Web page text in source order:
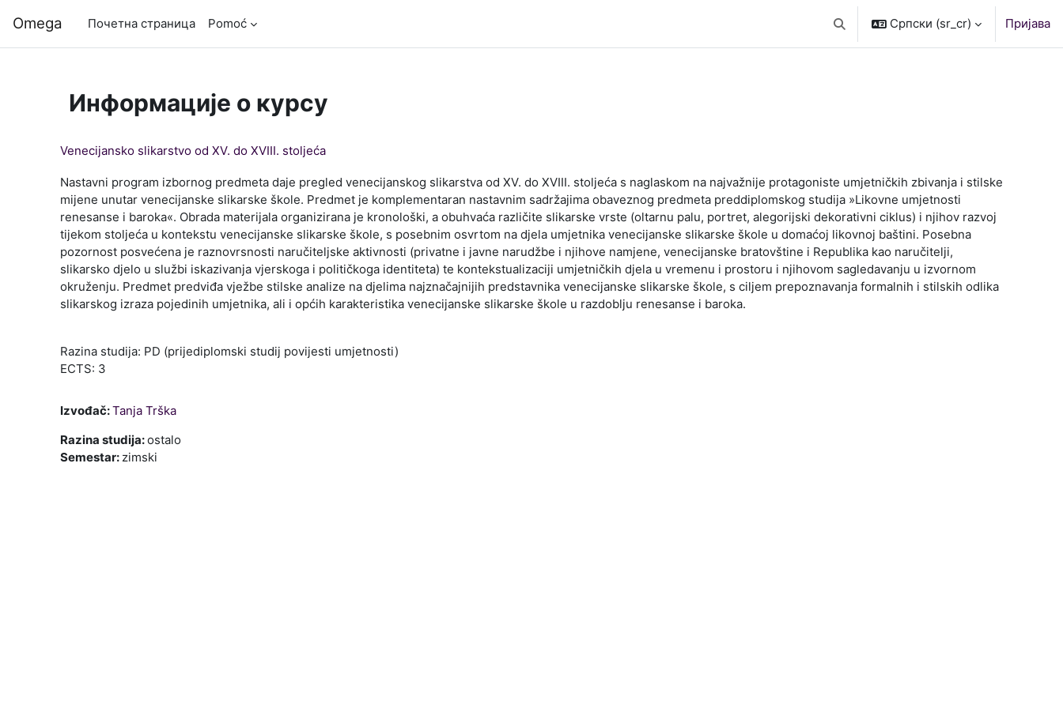
Omega Почетна страница Pomoć Укључи/искључи поље за претрагу
Српски ‎(sr_cr)‎ Пријава
Информације о курсу
Venecijansko slikarstvo od XV. do XVIII. stoljeća
Nastavni program izbornog predmeta daje pregled venecijanskog slikarstva od XV. do XVIII. stoljeća s naglaskom na najvažnije protagoniste umjetničkih zbivanja i stilske
mijene unutar venecijanske slikarske škole. Predmet je komplementaran nastavnim sadržajima obaveznog predmeta preddiplomskog studija »Likovne umjetnosti
renesanse i baroka«. Obrada materijala organizirana je kronološki, a obuhvaća različite slikarske vrste (oltarnu palu, portret, alegorijski dekorativni ciklus) i njihov razvoj
tijekom stoljeća u kontekstu venecijanske slikarske škole, s posebnim osvrtom na djela umjetnika venecijanske slikarske škole u domaćoj likovnoj baštini. Posebna
pozornost posvećena je raznovrsnosti naručiteljske aktivnosti (privatne i javne narudžbe i njihove namjene, venecijanske bratovštine i Republika kao naručitelji,
slikarsko djelo u službi iskazivanja vjerskoga i političkoga identiteta) te kontekstualizaciji umjetničkih djela u vremenu i prostoru i njihovom sagledavanju u izvornom
okruženju. Predmet predviđa vježbe stilske analize na djelima najznačajnijih predstavnika venecijanske slikarske škole, s ciljem prepoznavanja formalnih i stilskih odlika
slikarskog izraza pojedinih umjetnika, ali i općih karakteristika venecijanske slikarske škole u razdoblju renesanse i baroka.
Razina studija: PD (prijediplomski studij povijesti umjetnosti)
ECTS: 3
Izvođač:Tanja Trška
Razina studija:ostalo
Semestar: zimski